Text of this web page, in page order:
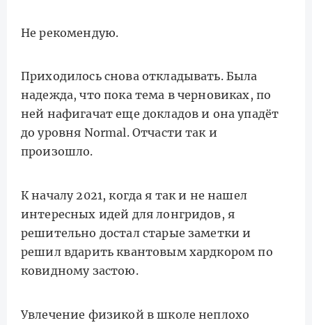
Не рекомендую.
Приходилось снова откладывать. Была
надежда, что пока тема в черновиках, по
ней нафигачат еще докладов и она упадёт
до уровня Normal. Отчасти так и
произошло.
К началу 2021, когда я так и не нашел
интересных идей для лонгридов, я
решительно достал старые заметки и
решил вдарить квантовым хардкором по
ковидному застою.
Увлечение физикой в школе неплохо